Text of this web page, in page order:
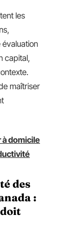
les
capital,
maîtriser
à domicile
des
: